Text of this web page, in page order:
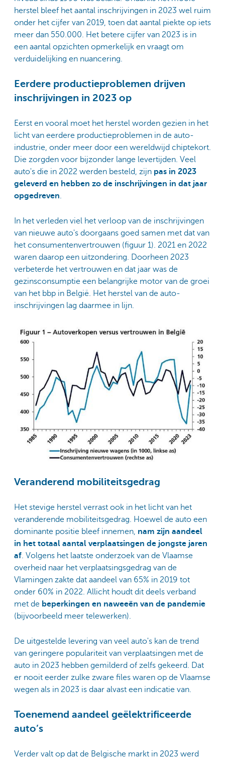
herstel bleef het aantal inschrijvingen in 2023 wel ruim
onder het cijfer van 2019, toen dat aantal piekte op iets
meer dan 550.000. Het betere cijfer van 2023 is in
een aantal opzichten opmerkelijk en vraagt om
verduidelijking en nuancering.
Eerdere productieproblemen drijven
inschrijvingen in 2023 op
Eerst en vooral moet het herstel worden gezien in het
licht van eerdere productieproblemen in de auto-
industrie, onder meer door een wereldwijd chiptekort.
Die zorgden voor bijzonder lange levertijden. Veel
auto's die in 2022 werden besteld, zijn pas in 2023
geleverd en hebben zo de inschrijvingen in dat jaar
opgedreven
In het verleden viel het verloop van de inschrijvingen
van nieuwe auto's doorgaans goed samen met dat van
het consumentenvertrouwen (figuur 1). 2021 en 2022
waren daarop een uitzondering. Doorheen 2023
verbeterde het vertrouwen en dat jaar was de
gezinsconsumptie een belangrijke motor van de groei
van het bbp in België. Het herstel van de auto-
inschrijvingen lag daarmee in lijn.
Veranderend mobiliteitsgedrag
Het stevige herstel verrast ook in het licht van het
veranderende mobiliteitsgedrag. Hoewel de auto een
dominante positie bleef innemen, nam zijn aandeel
in het totaal aantal verplaatsingen de jongste jaren
af. Volgens het laatste onderzoek van de Vlaamse
overheid naar het verplaatsingsgedrag van de
Vlamingen zakte dat aandeel van 65% in 2019 tot
onder 60% in 2022. Allicht houdt dit deels verband
met de beperkingen en naweeën van de pandemie
(bijvoorbeeld meer telewerken).
De uitgestelde levering van veel auto's kan de trend
van geringere populariteit van verplaatsingen met de
auto in 2023 hebben gemilderd of zelfs gekeerd. Dat
er nooit eerder zulke zware files waren op de Vlaamse
wegen als in 2023 is daar alvast een indicatie van.
Toenemend aandeel geëlektrificeerde
auto’s
Verder valt op dat de Belgische markt in 2023 werd